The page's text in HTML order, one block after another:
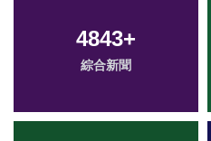
4843+
綜合新聞